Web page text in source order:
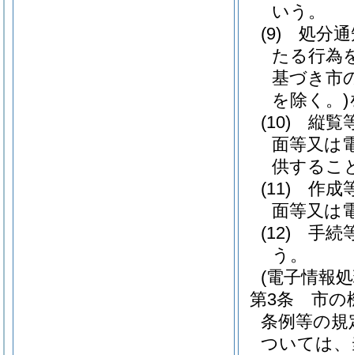
いう。
(9)
処分
たる行為
基づき市
を除く。)
(10)
縦覧
面等又は
供するこ
(11)
作成
面等又は
(12)
手続
う。
(電子情報
第3条
市の
条例等の
ついては